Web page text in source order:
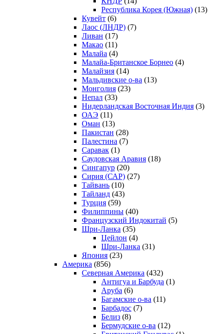
Республика Корея (Южная) (13)
Кувейт (6)
Лаос (ЛНДР) (7)
Ливан (17)
Макао (11)
Малайа (4)
Малайа-Британское Борнео (4)
Малайзия (14)
Мальдивские о-ва (13)
Монголия (23)
Непал (33)
Нидерландская Восточная Индия (3)
ОАЭ (11)
Оман (13)
Пакистан (28)
Палестина (7)
Саравак (1)
Саудовская Аравия (18)
Сингапур (20)
Сирия (САР) (27)
Тайвань (10)
Тайланд (43)
Турция (59)
Филиппины (40)
Французский Индокитай (5)
Шри-Ланка (35)
Цейлон (4)
Шри-Ланка (31)
Япония (23)
Америка (856)
Северная Америка (432)
Антигуа и Барбуда (1)
Аруба (6)
Багамские о-ва (11)
Барбадос (7)
Белиз (8)
Бермудские о-ва (12)